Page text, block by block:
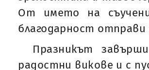
От името на
благодарност
Празникът
радостни викове и с